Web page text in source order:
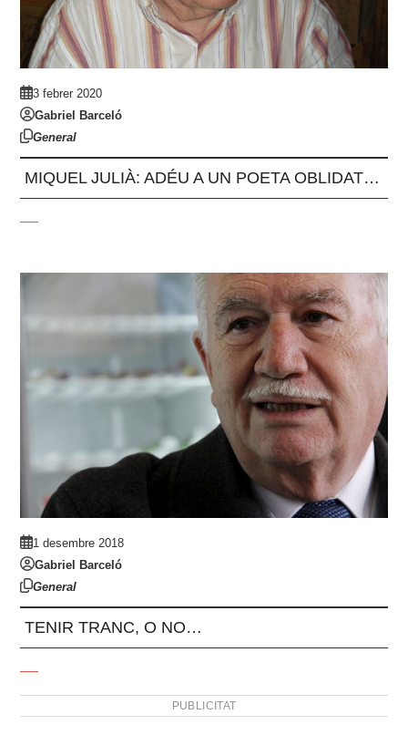
3 febrer 2020
Gabriel Barceló
General
MIQUEL JULIÀ: ADÉU A UN POETA OBLIDAT…
1 desembre 2018
Gabriel Barceló
General
TENIR TRANC, O NO…
PUBLICITAT